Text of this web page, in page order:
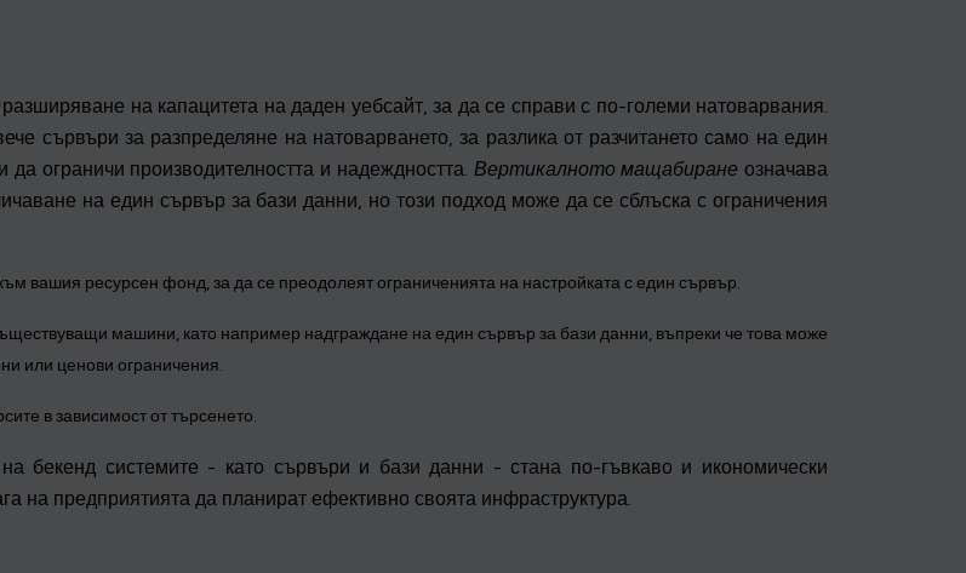
на капацитета на даден уебсайт, за да се справи с по-големи натоварвания.
сървъри за разпределяне на натоварването, за разлика от разчитането само на един
ограничи производителността и надеждността. Вертикалното мащабиране означава
на един сървър за бази данни, но този подход може да се сблъска с ограничения
вашия ресурсен фонд, за да се преодолеят ограниченията на настройката с един сървър.
машини, като например надграждане на един сървър за бази данни, въпреки че това може
или ценови ограничения.
в зависимост от търсенето.
бекенд системите - като сървъри и бази данни - стана по-гъвкаво и икономически
на предприятията да планират ефективно своята инфраструктура.